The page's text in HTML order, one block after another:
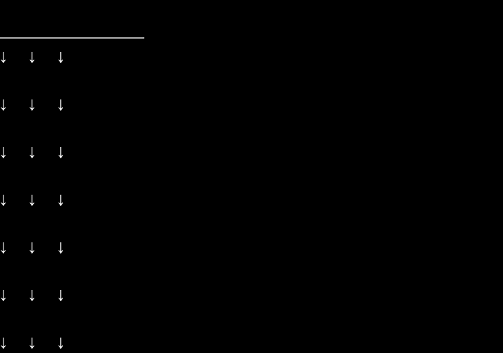
↓ ↓ ↓
↓ ↓ ↓
↓ ↓ ↓
↓ ↓ ↓
↓ ↓ ↓
↓ ↓ ↓
↓ ↓ ↓